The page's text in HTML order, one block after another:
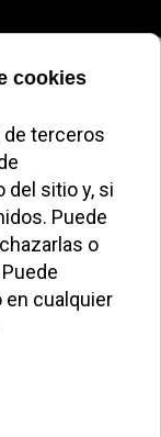
la